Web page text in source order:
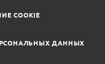
COOKIE
ДАННЫХ